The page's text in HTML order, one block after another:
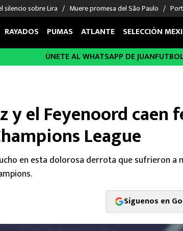
silencio sobre Lira Muere promesa del São Paulo
EN EL EXTRANJERO
Ochoa
Giménez
Huescas
FIGURAS
Sergio Ramos
André Jardine
RAYADOS PUMAS ATLANTE SELECCIÓN
ÚNETE AL WHATSAPP DE JUANFUTBOL
y el Feyenoord caen
League
en esta dolorosa derrota que sufrieron a
Síguenos en